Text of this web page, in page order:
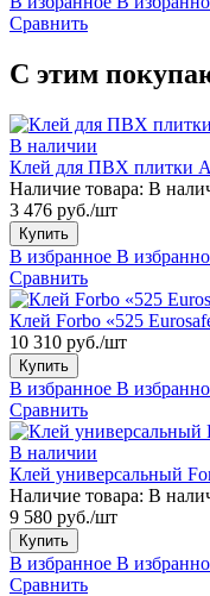
Сравнить
С этим
В наличии
Клей для ПВХ плитки
Наличие товара: В
3 476 руб./шт
Купить
В избранное В
Сравнить
Клей Forbo «525
10 310 руб./шт
Купить
В избранное В
Сравнить
В наличии
Клей универсальный
Наличие товара: В
9 580 руб./шт
Купить
В избранное В
Сравнить